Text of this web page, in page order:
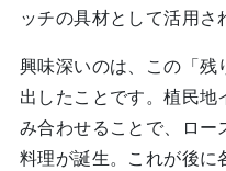
ッチの具材として活用さ
興味深いのは、この「残
出したことです。植民地
み合わせることで、ロ
料理が誕生。これが後